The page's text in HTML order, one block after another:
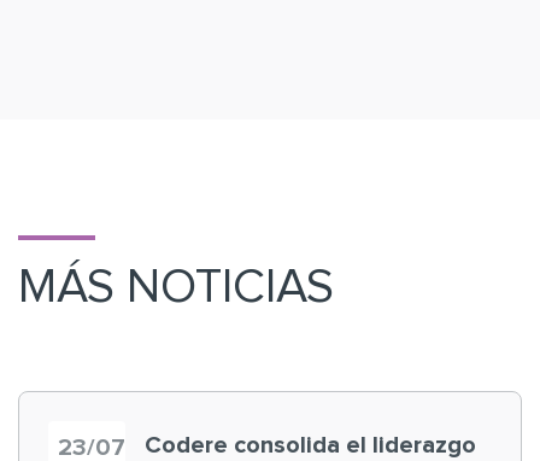
MÁS NOTICIAS
23/07
Codere consolida el liderazgo